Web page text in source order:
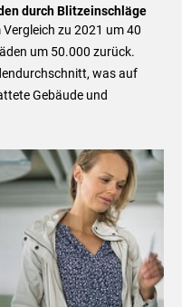
durch Blitzeinschläge
zu 2021 um 40
um 50.000 zurück.
was auf
Gebäude und